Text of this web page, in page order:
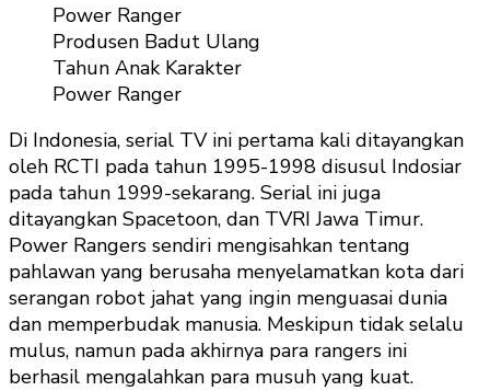
Produsen Badut Ulang
Tahun Anak Karakter
Power Ranger
Di Indonesia, serial TV ini pertama kali ditayangkan
oleh RCTI pada tahun 1995-1998 disusul Indosiar
pada tahun 1999-sekarang. Serial ini juga
ditayangkan Spacetoon, dan TVRI Jawa Timur.
Power Rangers sendiri mengisahkan tentang
pahlawan yang berusaha menyelamatkan kota dari
serangan robot jahat yang ingin menguasai dunia
dan memperbudak manusia. Meskipun tidak selalu
mulus, namun pada akhirnya para rangers ini
berhasil mengalahkan para musuh yang kuat.